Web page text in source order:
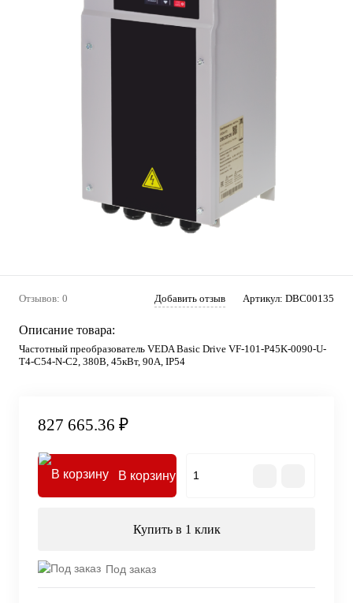
Отзывов: 0 Добавить отзыв Артикул: DBC00135
Описание товара:
Частотный преобразователь VEDA Basic Drive VF-101-P45K-0090-U-
T4-C54-N-С2, 380В, 45кВт, 90А, IP54
827 665.36 ₽
В корзину
Купить в 1 клик
Под заказ